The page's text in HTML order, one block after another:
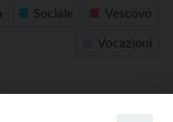
Sociale
Vescovo
Vocazioni
tutti gli appuntamenti